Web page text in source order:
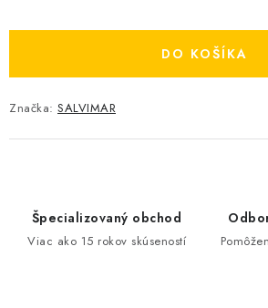
DO KOŠÍKA
Značka: SALVIMAR
Špecializovaný obchod
Viac ako 15 rokov skúseností